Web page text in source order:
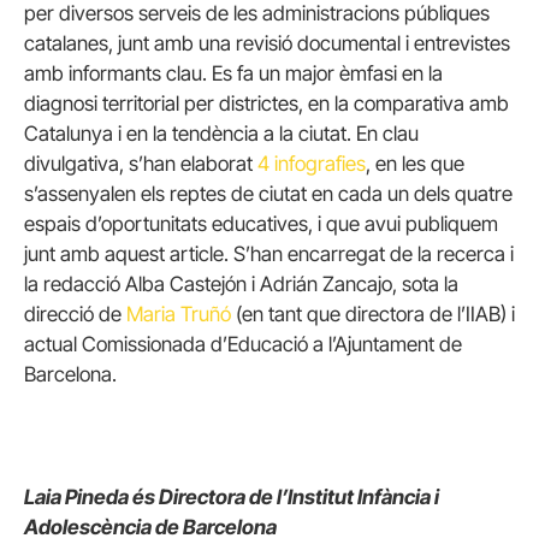
per diversos serveis de les administracions públiques
catalanes, junt amb una revisió documental i entrevistes
amb informants clau. Es fa un major èmfasi en la
diagnosi territorial per districtes, en la comparativa amb
Catalunya i en la tendència a la ciutat. En clau
divulgativa, s’han elaborat 4 infografies, en les que
s’assenyalen els reptes de ciutat en cada un dels quatre
espais d’oportunitats educatives, i que avui publiquem
junt amb aquest article. S’han encarregat de la recerca i
la redacció Alba Castejón i Adrián Zancajo, sota la
direcció de Maria Truñó (en tant que directora de l’IIAB) i
actual Comissionada d’Educació a l’Ajuntament de
Barcelona.
Laia Pineda és Directora de l’Institut Infància i
Adolescència de Barcelona